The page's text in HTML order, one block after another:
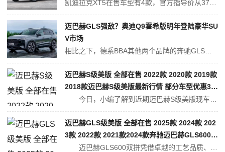
迈巴赫GLS强敌？奥迪Q9霍希版明年登陆豪华SU
V市场
迈巴赫S级美版 全部在售 2022款 2020款 2019款
2018款迈巴赫S级美版最新行情 部分车型优惠32
迈巴赫GLS级美版 全部在售 2025款 2024款 202
3款 2022款 2021款2024款奔驰迈巴赫GLS600优
惠报价 你值得拥有